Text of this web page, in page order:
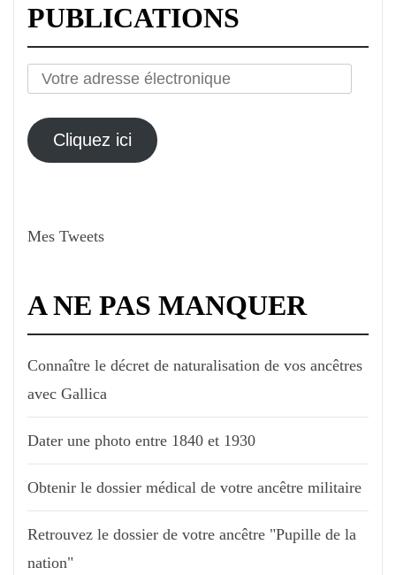
PUBLICATIONS
Votre
électronique
Cliquez ici
Mes Tweets
A NE PAS MANQUER
Connaître le décret de naturalisation de vos ancêtres
avec Gallica
Dater une photo entre 1840 et 1930
Obtenir le dossier médical de votre ancêtre militaire
Retrouvez le dossier de votre ancêtre "Pupille de la
nation"